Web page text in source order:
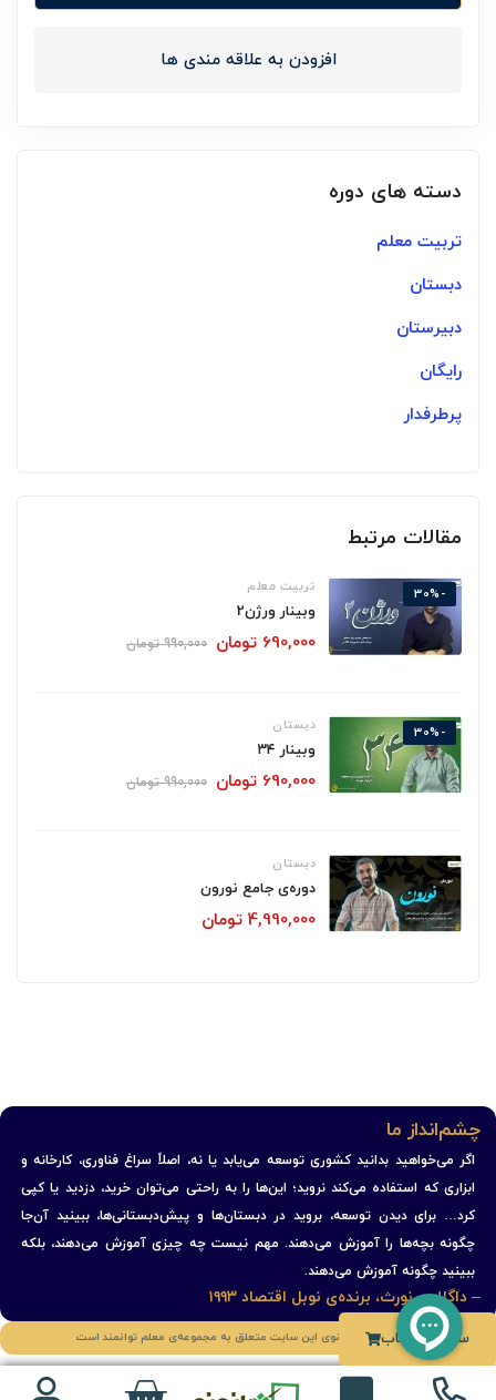
سفارش کتاب
افزودن به علاقه مندی ها
دسته های دوره
تربیت معلم
دبستان
دبیرستان
رایگان
پرطرفدار
مقالات مرتبط
-30% تربیت معلم
وبینار ورژن2
690,000 تومان 990,000 تومان
-30% دبستان
وبینار ۳۴
690,000 تومان 990,000 تومان
دبستان
دوره‌ی جامع نورون
4,990,000 تومان
چشم‌انداز ما
اگر می‌خواهید بدانید کشوری توسعه می‌یابد یا نه، اصلاً سراغ فناوری، کارخانه و
ابزاری که استفاده می‌کند نروید؛ این‌ها را به راحتی می‌توان خرید، دزدید یا کپی
کرد… برای دیدن توسعه، بروید در دبستان‌ها و پیش‌دبستانی‌ها، ببینید آن‌جا
چگونه بچه‌ها را آموزش می‌دهند. مهم نیست چه چیزی آموزش می‌دهند، بلکه
ببینید چگونه آموزش می‌دهند.
– داگلاس نورث، برنده‌ی نوبل اقتصاد ۱۹۹۳
حقوق مادی و معنوی این سایت متعلق به مجموعه‌ی معلم توانمند است